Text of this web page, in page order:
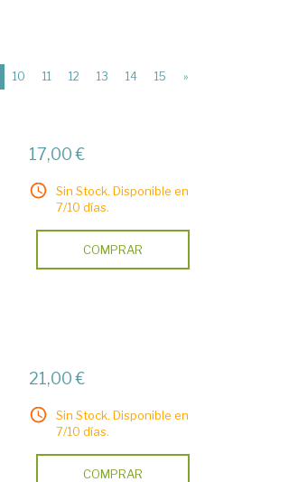
(current)
10 11 12 13 14 15 »
17,00 €
Sin Stock. Disponible en
7/10 días.
COMPRAR
21,00 €
Sin Stock. Disponible en
7/10 días.
COMPRAR